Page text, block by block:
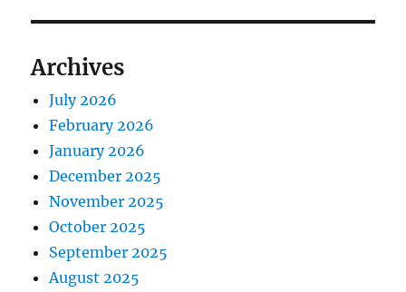
Archives
July 2026
February 2026
January 2026
December 2025
November 2025
October 2025
September 2025
August 2025